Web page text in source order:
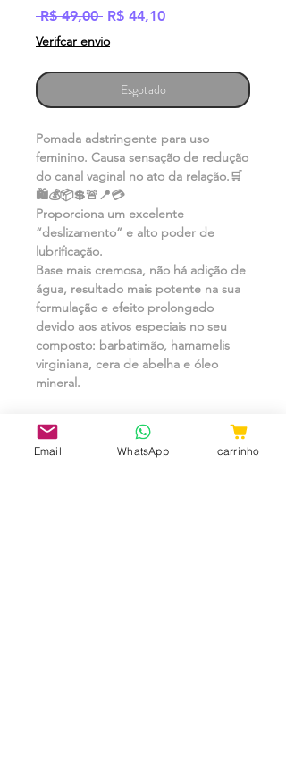
R$ 49,00 Preço
normal
R$ 44,10Preço
Verifcar envio
Esgotado
Pomada adstringente para uso
feminino. Causa sensação de redução
do canal vaginal no ato da relação.🛒
🛍💰📦💲🚨📍💳
Proporciona um excelente
“deslizamento” e alto poder de
lubrificação.
Base mais cremosa, não há adição de
água, resultado mais potente na sua
formulação e efeito prolongado
devido aos ativos especiais no seu
composto: barbatimão, hamamelis
virginiana, cera de abelha e óleo
mineral.
Email WhatsApp carrinho